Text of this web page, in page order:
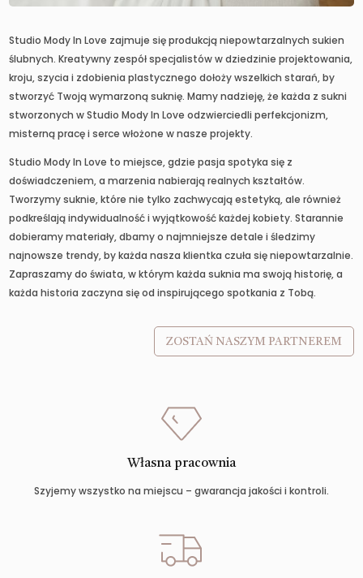
Studio Mody In Love zajmuje się produkcją niepowtarzalnych sukien
ślubnych. Kreatywny zespół specjalistów w dziedzinie projektowania,
kroju, szycia i zdobienia plastycznego dołoży wszelkich starań, by
stworzyć Twoją wymarzoną suknię. Mamy nadzieję, że każda z sukni
stworzonych w Studio Mody In Love odzwierciedli perfekcjonizm,
misterną pracę i serce włożone w nasze projekty.
Studio Mody In Love to miejsce, gdzie pasja spotyka się z
doświadczeniem, a marzenia nabierają realnych kształtów.
Tworzymy suknie, które nie tylko zachwycają estetyką, ale również
podkreślają indywidualność i wyjątkowość każdej kobiety. Starannie
dobieramy materiały, dbamy o najmniejsze detale i śledzimy
najnowsze trendy, by każda nasza klientka czuła się niepowtarzalnie.
Zapraszamy do świata, w którym każda suknia ma swoją historię, a
każda historia zaczyna się od inspirującego spotkania z Tobą.
ZOSTAŃ NASZYM PARTNEREM
Własna pracownia
Szyjemy wszystko na miejscu – gwarancja jakości i kontroli.